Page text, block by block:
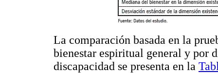
La comparación basada en la
bienestar espiritual general y por
discapacidad se presenta en la